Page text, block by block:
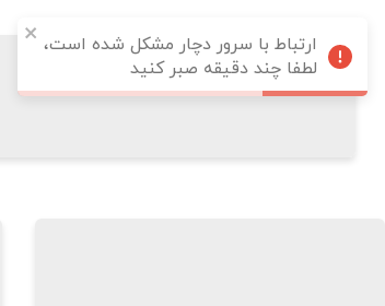
ارتباط با سرور دچار مشکل شده است،
لطفا چند دقیقه صبر کنید